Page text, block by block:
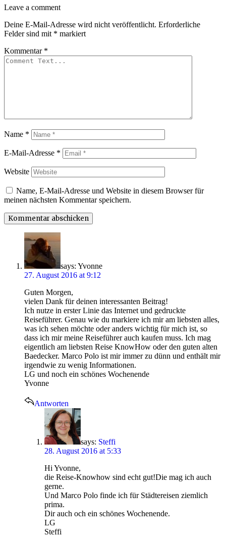
Leave a comment
Deine E-Mail-Adresse wird nicht veröffentlicht. Erforderliche
Felder sind mit * markiert
Kommentar *
Name *
E-Mail-Adresse *
Website
Name, E-Mail-Adresse und Website in diesem Browser für
meinen nächsten Kommentar speichern.
says: Yvonne
27. August 2016 at 9:12
Guten Morgen,
vielen Dank für deinen interessanten Beitrag!
Ich nutze in erster Linie das Internet und gedruckte
Reiseführer. Genau wie du markiere ich mir am liebsten alles,
was ich sehen möchte oder anders wichtig für mich ist, so
dass ich mir meine Reiseführer auch kaufen muss. Ich mag
eigentlich am liebsten Reise KnowHow oder den guten alten
Baedecker. Marco Polo ist mir immer zu dünn und enthält mir
irgendwie zu wenig Informationen.
LG und noch ein schönes Wochenende
Yvonne
Antworten
says: Steffi
28. August 2016 at 5:33
Hi Yvonne,
die Reise-Knowhow sind echt gut!Die mag ich auch
gerne.
Und Marco Polo finde ich für Städtereisen ziemlich
prima.
Dir auch och ein schönes Wochenende.
LG
Steffi